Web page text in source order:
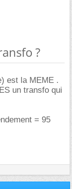
?
est la MEME .
un transfo qui
= 95